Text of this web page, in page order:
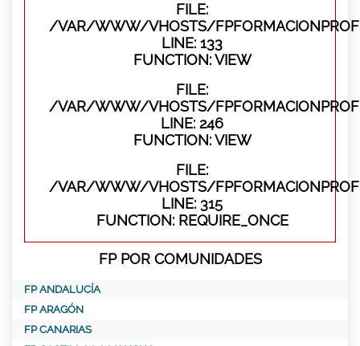
FILE:
/VAR/WWW/VHOSTS/
LINE: 133
FUNCTION: VIEW
FILE:
/VAR/WWW/VHOSTS/
LINE: 246
FUNCTION: VIEW
FILE:
/VAR/WWW/VHOSTS/
LINE: 315
FUNCTION: REQUIRE_ONCE
FP POR COMUNIDADES
FP ANDALUCÍA
FP ARAGÓN
FP CANARIAS